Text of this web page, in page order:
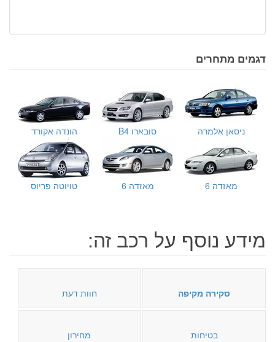
דגמים מתחרים
ניסאן אלמרה סובארו B4 הונדה אקורד
מאזדה 6 מאזדה 6 טויוטה פריוס
מידע נוסף על רכב זה:
סקירה מקיפה חוות דעת
בטיחות מחירון